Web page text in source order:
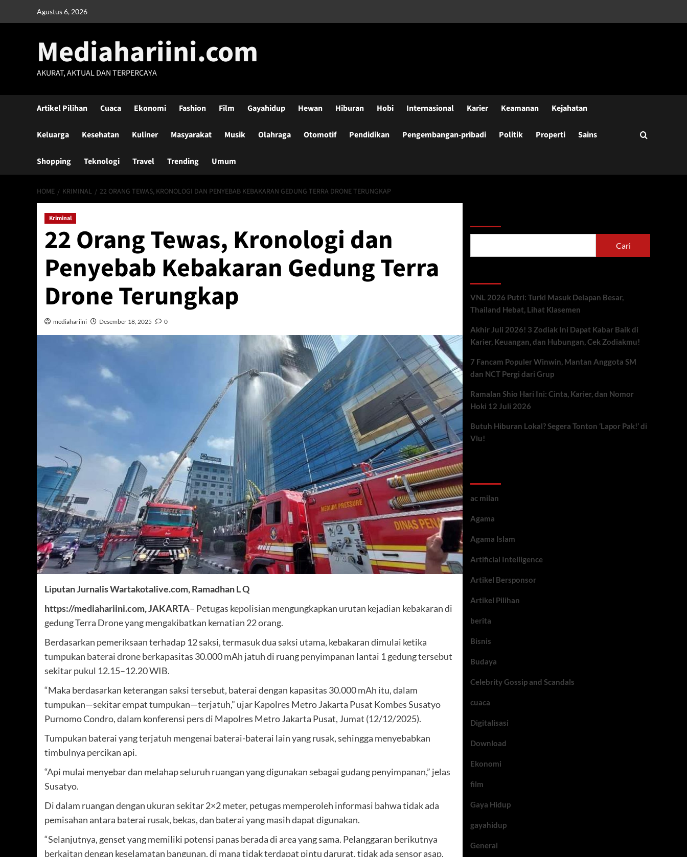
Agustus 6, 2026
Mediahariini.com
AKURAT, AKTUAL DAN TERPERCAYA
Artikel Pilihan Cuaca Ekonomi Fashion Film Gayahidup Hewan Hiburan Hobi Internasional Karier Keamanan Kejahatan
Keluarga Kesehatan Kuliner Masyarakat Musik Olahraga Otomotif Pendidikan Pengembangan-pribadi Politik Properti Sains
Shopping Teknologi Travel Trending Umum
HOME KRIMINAL 22 ORANG TEWAS, KRONOLOGI DAN PENYEBAB KEBAKARAN GEDUNG TERRA DRONE TERUNGKAP
Kriminal
22 Orang Tewas, Kronologi dan
Penyebab Kebakaran Gedung Terra
Drone Terungkap
mediahariini Desember 18, 2025 0
Liputan Jurnalis Wartakotalive.com, Ramadhan L Q
https://mediahariini.com, JAKARTA– Petugas kepolisian mengungkapkan urutan kejadian kebakaran di
gedung Terra Drone yang mengakibatkan kematian 22 orang.
Berdasarkan pemeriksaan terhadap 12 saksi, termasuk dua saksi utama, kebakaran dimulai ketika
tumpukan baterai drone berkapasitas 30.000 mAh jatuh di ruang penyimpanan lantai 1 gedung tersebut
sekitar pukul 12.15–12.20 WIB.
“Maka berdasarkan keterangan saksi tersebut, baterai dengan kapasitas 30.000 mAh itu, dalam
tumpukan—sekitar empat tumpukan—terjatuh,” ujar Kapolres Metro Jakarta Pusat Kombes Susatyo
Purnomo Condro, dalam konferensi pers di Mapolres Metro Jakarta Pusat, Jumat (12/12/2025).
Tumpukan baterai yang terjatuh mengenai baterai-baterai lain yang rusak, sehingga menyebabkan
timbulnya percikan api.
“Api mulai menyebar dan melahap seluruh ruangan yang digunakan sebagai gudang penyimpanan,” jelas
Susatyo.
Di dalam ruangan dengan ukuran sekitar 2×2 meter, petugas memperoleh informasi bahwa tidak ada
pemisahan antara baterai rusak, bekas, dan baterai yang masih dapat digunakan.
“Selanjutnya, genset yang memiliki potensi panas berada di area yang sama. Pelanggaran berikutnya
berkaitan dengan keselamatan bangunan, di mana tidak terdapat pintu darurat, tidak ada sensor asap,
Cari
VNL 2026 Putri: Turki Masuk Delapan Besar,
Thailand Hebat, Lihat Klasemen
Akhir Juli 2026! 3 Zodiak Ini Dapat Kabar Baik di
Karier, Keuangan, dan Hubungan, Cek Zodiakmu!
7 Fancam Populer Winwin, Mantan Anggota SM
dan NCT Pergi dari Grup
Ramalan Shio Hari Ini: Cinta, Karier, dan Nomor
Hoki 12 Juli 2026
Butuh Hiburan Lokal? Segera Tonton ‘Lapor Pak!’ di
Viu!
ac milan
Agama
Agama Islam
Artificial Intelligence
Artikel Bersponsor
Artikel Pilihan
berita
Bisnis
Budaya
Celebrity Gossip and Scandals
cuaca
Digitalisasi
Download
Ekonomi
film
Gaya Hidup
gayahidup
General